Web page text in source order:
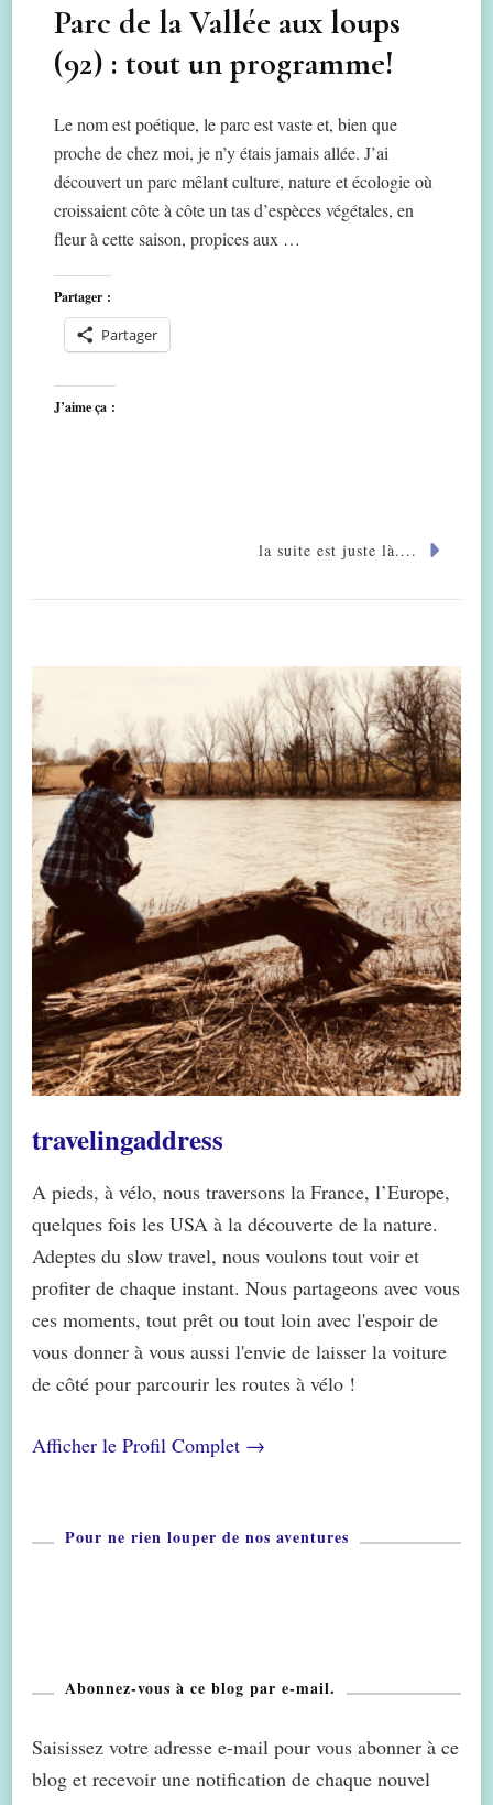
Parc de la Vallée aux loups
(92) : tout un programme!
Le nom est poétique, le parc est vaste et, bien que
proche de chez moi, je n’y étais jamais allée. J’ai
découvert un parc mêlant culture, nature et écologie où
croissaient côte à côte un tas d’espèces végétales, en
fleur à cette saison, propices aux …
Partager :
Partager
J’aime ça :
la suite est juste là....
travelingaddress
A pieds, à vélo, nous traversons la France, l’Europe,
quelques fois les USA à la découverte de la nature.
Adeptes du slow travel, nous voulons tout voir et
profiter de chaque instant. Nous partageons avec vous
ces moments, tout prêt ou tout loin avec l'espoir de
vous donner à vous aussi l'envie de laisser la voiture
de côté pour parcourir les routes à vélo !
Afficher le Profil Complet →
Pour ne rien louper de nos aventures
Abonnez-vous à ce blog par e-mail.
Saisissez votre adresse e-mail pour vous abonner à ce
blog et recevoir une notification de chaque nouvel